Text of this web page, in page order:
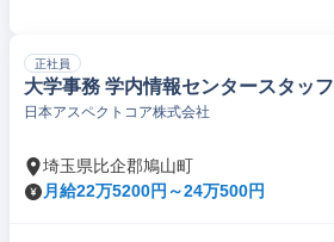
正社員
大学事務 学内情報センタースタッフ
日本アスペクトコア株式会社
埼玉県比企郡鳩山町
月給22万5200円～24万500円